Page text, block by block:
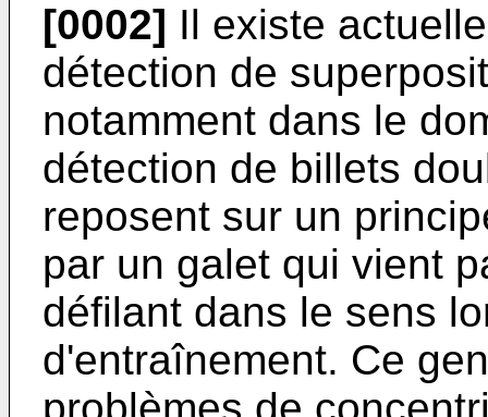
[0002] Il existe
détection de
notamment dans le
détection de billets
reposent sur un
par un galet qui vient
défilant dans le sens
d'entraînement. Ce